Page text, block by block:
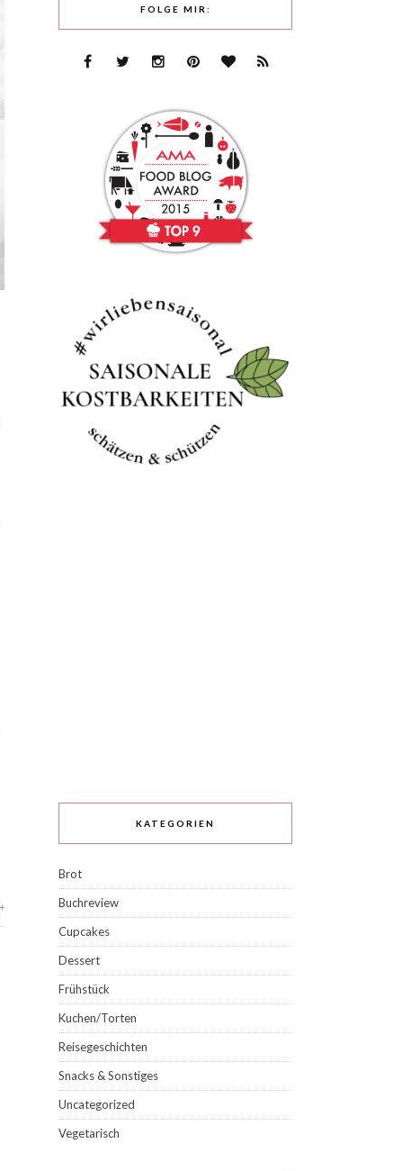
FOLGE MIR:
KATEGORIEN
Brot
Buchreview
Cupcakes
Dessert
Frühstück
Kuchen/Torten
Reisegeschichten
Snacks & Sonstiges
Uncategorized
Vegetarisch